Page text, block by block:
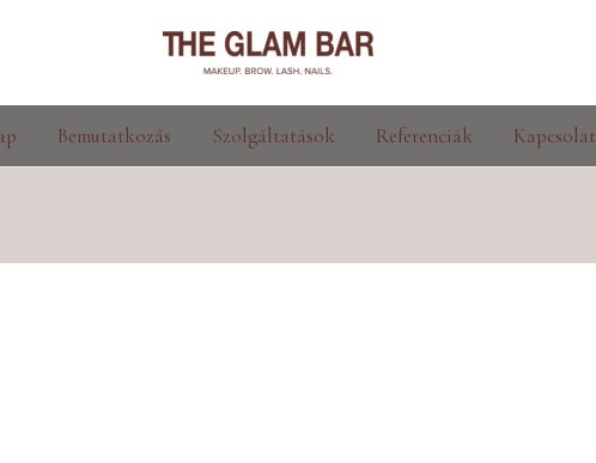
Bemutatkozás Szolgáltatások Referenciák Kapcsolat